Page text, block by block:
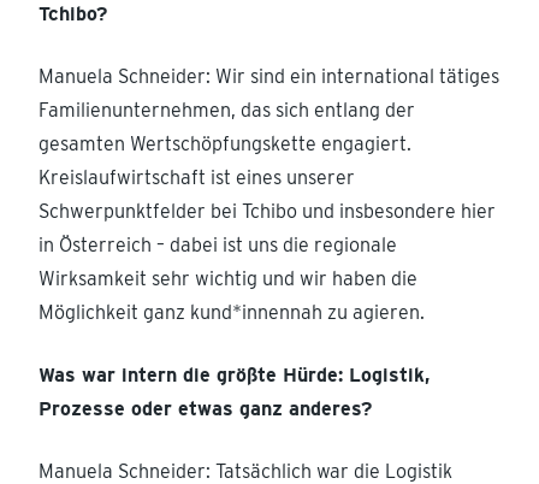
Tchibo?
Manuela Schneider: Wir sind ein international tätiges
Familienunternehmen, das sich entlang der
gesamten Wertschöpfungskette engagiert.
Kreislaufwirtschaft ist eines unserer
Schwerpunktfelder bei Tchibo und insbesondere hier
in Österreich – dabei ist uns die regionale
Wirksamkeit sehr wichtig und wir haben die
Möglichkeit ganz kund*innennah zu agieren.
Was war intern die größte Hürde: Logistik,
Prozesse oder etwas ganz anderes?
Manuela Schneider: Tatsächlich war die Logistik